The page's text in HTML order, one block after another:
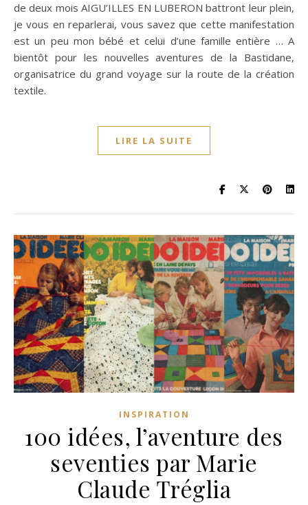
de deux mois AIGU’ILLES EN LUBERON battront leur plein,
je vous en reparlerai, vous savez que cette manifestation
est un peu mon bébé et celui d’une famille entière … A
bientôt pour les nouvelles aventures de la Bastidane,
organisatrice du grand voyage sur la route de la création
textile.
LIRE LA SUITE
INSPIRATION
100 idées, l’aventure des
seventies par Marie
Claude Tréglia